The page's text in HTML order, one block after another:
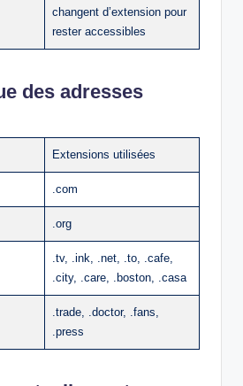
changent d’extension pour
rester accessibles
des adresses
Extensions utilisées
.com
.org
.tv, .ink, .net, .to, .cafe,
.city, .care, .boston, .casa
.trade, .doctor, .fans,
.press